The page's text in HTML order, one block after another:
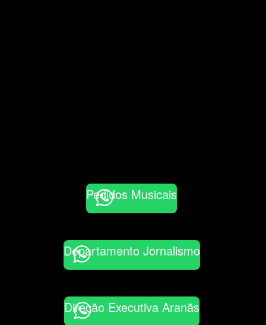
Pedidos Musicais
Departamento Jornalismo
Direção Executiva Aranãs